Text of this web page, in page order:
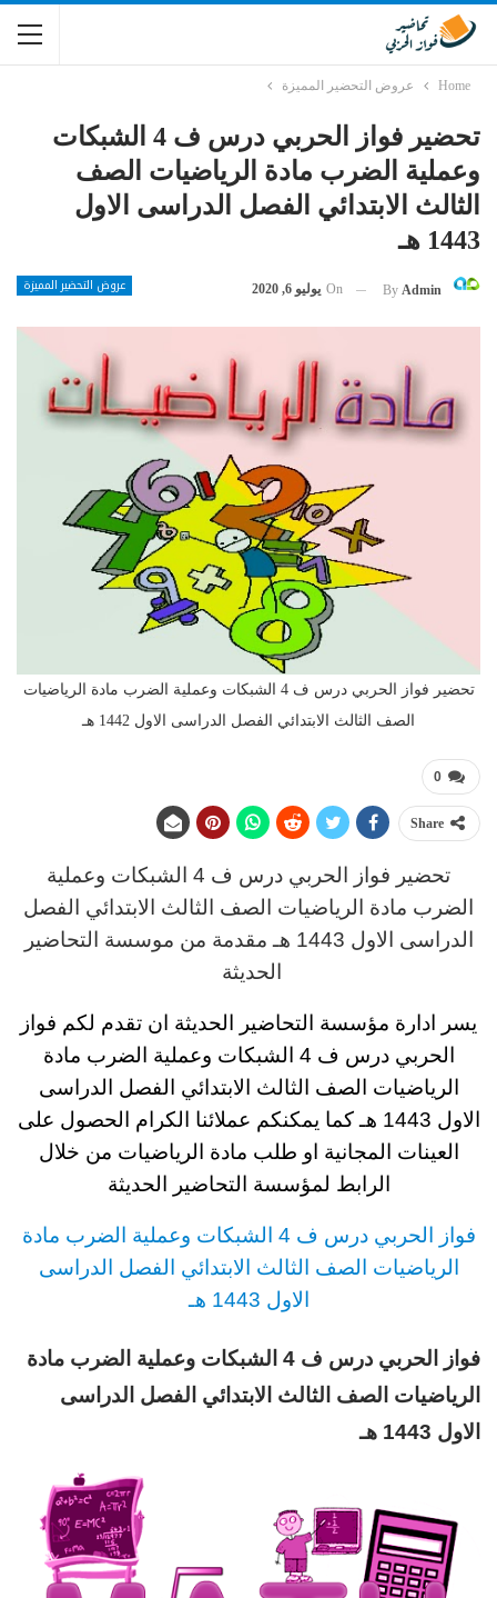
Home عروض التحضير المميزة
تحضير فواز الحربي درس ف 4 الشبكات
وعملية الضرب مادة الرياضيات الصف
الثالث الابتدائي الفصل الدراسى الاول
1443 هـ
عروض التحضير المميزة By Admin
On يوليو 6, 2020
تحضير فواز الحربي درس ف 4 الشبكات وعملية الضرب مادة الرياضيات
الصف الثالث الابتدائي الفصل الدراسى الاول 1442 هـ
0
Share
تحضير فواز الحربي درس
ف 4 الشبكات وعملية
الضرب مادة الرياضيات الصف الثالث الابتدائي الفصل
الدراسى الاول 1443 هـ
مقدمة من موسسة التحاضير
الحديثة
يسر ادارة مؤسسة التحاضير الحديثة ان تقدم لكم فواز
الحربي درس ف 4 الشبكات وعملية الضرب مادة
الرياضيات الصف الثالث الابتدائي الفصل الدراسى
الاول 1443
هـكما يمكنكم عملائنا الكرام الحصول على
العينات المجانية او طلب مادة الرياضيات من خلال
الرابط لمؤسسة التحاضير الحديثة
فواز الحربي درس
ف 4 الشبكات وعملية الضرب مادة
الرياضيات الصف الثالث الابتدائي الفصل الدراسى
الاول 1443 هـ
فواز الحربي درس ف 4 الشبكات وعملية الضرب مادة
الرياضيات الصف الثالث الابتدائي الفصل الدراسى
الاول 1443 هـ